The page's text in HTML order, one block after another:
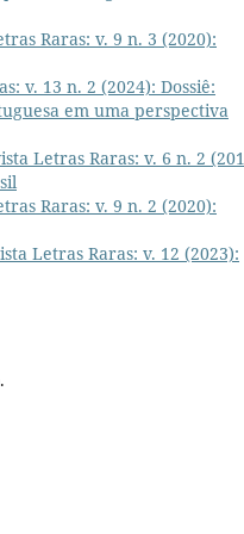
Raras: v. 9 n. 3 (2020):
v. 13 n. 2 (2024): Dossiê:
em uma perspectiva
Letras Raras: v. 6 n. 2
Raras: v. 9 n. 2 (2020):
Letras Raras: v. 12 (2023):